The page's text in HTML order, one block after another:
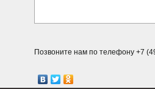
Позвоните нам по телефону +7